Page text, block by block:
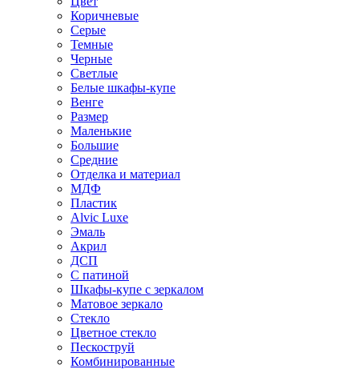
Коричневые
Серые
Темные
Черные
Светлые
Белые шкафы-купе
Венге
Размер
Маленькие
Большие
Средние
Отделка и материал
МДФ
Пластик
Alvic Luxe
Эмаль
Акрил
ДСП
С патиной
Шкафы-купе с зеркалом
Матовое зеркало
Стекло
Цветное стекло
Пескоструй
Комбинированные